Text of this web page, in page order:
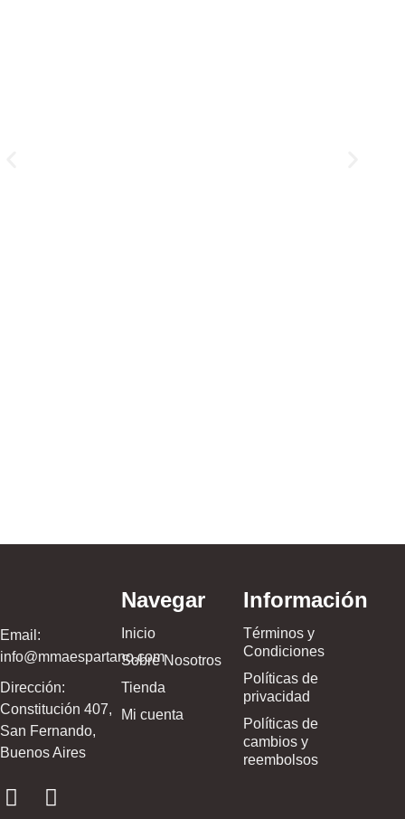
Email:
info@mmaespartano.com
Dirección:
Constitución 407,
San Fernando,
Buenos Aires
Navegar
Inicio
Sobre Nosotros
Tienda
Mi cuenta
Información
Términos y
Condiciones
Políticas de
privacidad
Políticas de
cambios y
reembolsos